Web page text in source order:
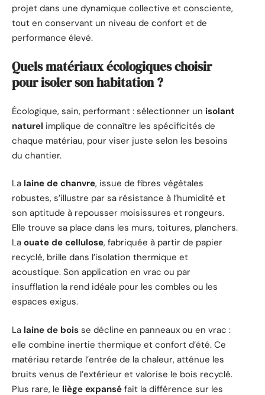
projet dans une dynamique collective et consciente,
tout en conservant un niveau de confort et de
performance élevé.
Quels matériaux écologiques choisir
pour isoler son habitation ?
Écologique, sain, performant : sélectionner un isolant
naturel implique de connaître les spécificités de
chaque matériau, pour viser juste selon les besoins
du chantier.
La laine de chanvre, issue de fibres végétales
robustes, s’illustre par sa résistance à l’humidité et
son aptitude à repousser moisissures et rongeurs.
Elle trouve sa place dans les murs, toitures, planchers.
La ouate de cellulose, fabriquée à partir de papier
recyclé, brille dans l’isolation thermique et
acoustique. Son application en vrac ou par
insufflation la rend idéale pour les combles ou les
espaces exigus.
La laine de bois se décline en panneaux ou en vrac :
elle combine inertie thermique et confort d’été. Ce
matériau retarde l’entrée de la chaleur, atténue les
bruits venus de l’extérieur et valorise le bois recyclé.
Plus rare, le liège expansé fait la différence sur les